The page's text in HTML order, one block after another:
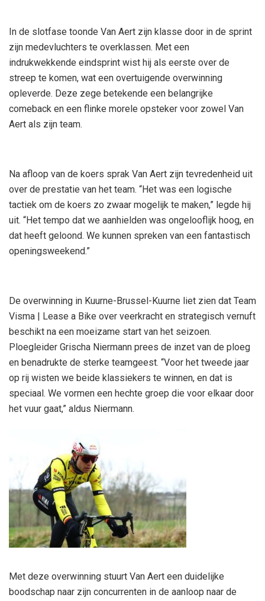
In de slotfase toonde Van Aert zijn klasse door in de sprint
zijn medevluchters te overklassen. Met een
indrukwekkende eindsprint wist hij als eerste over de
streep te komen, wat een overtuigende overwinning
opleverde. Deze zege betekende een belangrijke
comeback en een flinke morele opsteker voor zowel Van
Aert als zijn team.
Na afloop van de koers sprak Van Aert zijn tevredenheid uit
over de prestatie van het team. “Het was een logische
tactiek om de koers zo zwaar mogelijk te maken,” legde hij
uit. “Het tempo dat we aanhielden was ongelooflijk hoog, en
dat heeft geloond. We kunnen spreken van een fantastisch
openingsweekend.”
De overwinning in Kuurne-Brussel-Kuurne liet zien dat Team
Visma | Lease a Bike over veerkracht en strategisch vernuft
beschikt na een moeizame start van het seizoen.
Ploegleider Grischa Niermann prees de inzet van de ploeg
en benadrukte de sterke teamgeest. “Voor het tweede jaar
op rij wisten we beide klassiekers te winnen, en dat is
speciaal. We vormen een hechte groep die voor elkaar door
het vuur gaat,” aldus Niermann.
Met deze overwinning stuurt Van Aert een duidelijke
boodschap naar zijn concurrenten in de aanloop naar de